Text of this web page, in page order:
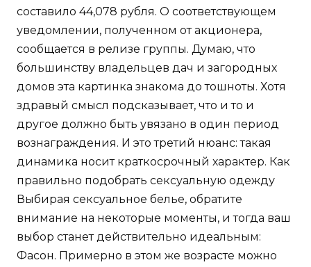
составило 44,078 рубля. О соответствующем
уведомлении, полученном от акционера,
сообщается в релизе группы. Думаю, что
большинству владельцев дач и загородных
домов эта картинка знакома до тошноты. Хотя
здравый смысл подсказывает, что и то и
другое должно быть увязано в один период
вознаграждения. И это третий нюанс: такая
динамика носит краткосрочный характер. Как
правильно подобрать сексуальную одежду
Выбирая сексуальное белье, обратите
внимание на некоторые моменты, и тогда ваш
выбор станет действительно идеальным:
Фасон. Примерно в этом же возрасте можно